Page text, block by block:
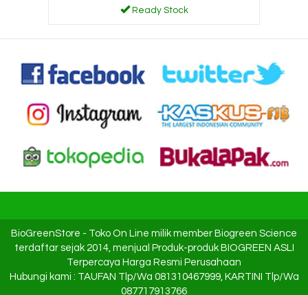
Ready Stock
BioGreenStore - Toko On Line milik member Biogreen Science
terdaftar sejak 2014, menjual Produk-produk BIOGREEN ASLI
Terpercaya Harga Resmi Perusahaan
Hubungi kami : TAUFAN Tlp/Wa 081310467999, KARTINI Tlp/Wa
087717913766